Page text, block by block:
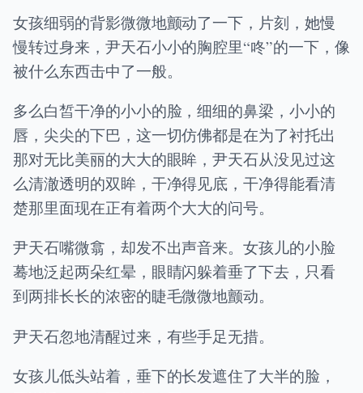
女孩细弱的背影微微地颤动了一下，片刻，她慢
慢转过身来，尹天石小小的胸腔里“咚”的一下，像
被什么东西击中了一般。
多么白皙干净的小小的脸，细细的鼻梁，小小的
唇，尖尖的下巴，这一切仿佛都是在为了衬托出
那对无比美丽的大大的眼眸，尹天石从没见过这
么清澈透明的双眸，干净得见底，干净得能看清
楚那里面现在正有着两个大大的问号。
尹天石嘴微翕，却发不出声音来。女孩儿的小脸
蓦地泛起两朵红晕，眼睛闪躲着垂了下去，只看
到两排长长的浓密的睫毛微微地颤动。
尹天石忽地清醒过来，有些手足无措。
女孩儿低头站着，垂下的长发遮住了大半的脸，